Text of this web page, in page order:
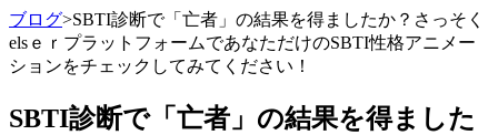
ブログ>SBTI診断で「亡者」の結果を得ましたか？さっそく
elsｅｒプラットフォームであなただけのSBTI性格アニメー
ションをチェックしてみてください！
SBTI診断で「亡者」の結果を得ました